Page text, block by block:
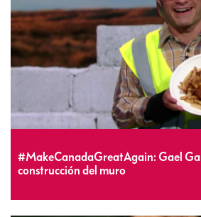
#MakeCanadaGreatAgain: Gael
construcción del muro